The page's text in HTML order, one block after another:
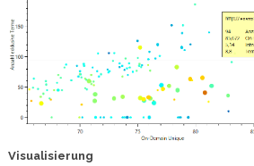
Visualisierung